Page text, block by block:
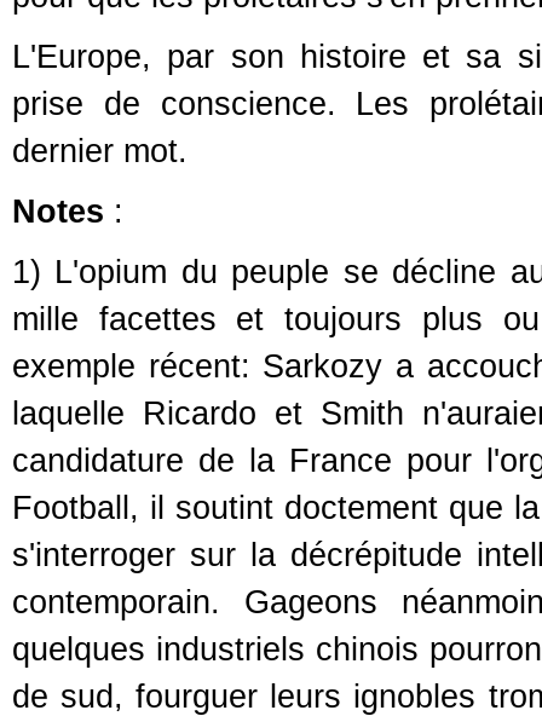
L'Europe, par son histoire et sa
prise de conscience. Les
dernier mot.
Notes :
1) L'opium du peuple se décline
mille facettes et toujours plus
exemple récent: Sarkozy a
laquelle Ricardo et Smith
candidature de la France pour
Football, il soutint doctement que
s'interroger sur la décrépitude
contemporain. Gageons
quelques industriels chinois
de sud, fourguer leurs ignobles